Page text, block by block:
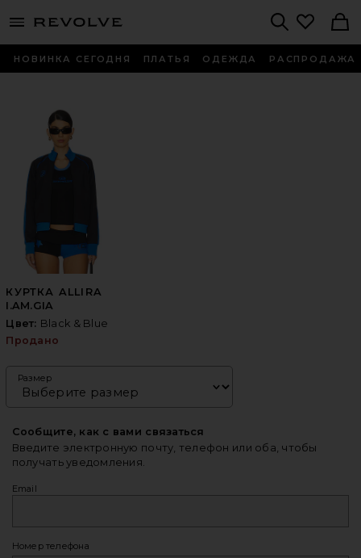
menu - shows more content
НОВИНКА СЕГОДНЯ ПЛАТЬЯ ОДЕЖДА РАСПРОДАЖА
КУРТКА ALLIRA
I.AM.GIA
Цвет: Black & Blue
Продано
Размер
Сообщите, как с вами связаться
Введите электронную почту, телефон или оба, чтобы
получать уведомления.
Email
Номер телефона